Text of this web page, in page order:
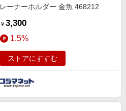
レーナーホルダー 金魚 468212
￥ 3,300
1.5%
ストアにすすむ